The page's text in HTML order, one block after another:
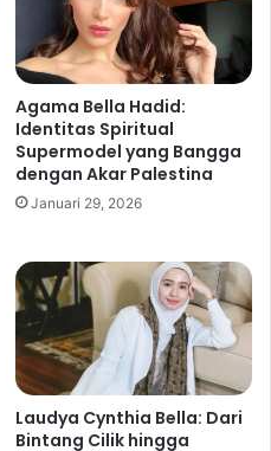
Agama Bella Hadid:
Identitas Spiritual
Supermodel yang Bangga
dengan Akar Palestina
Januari 29, 2026
Laudya Cynthia Bella: Dari
Bintang Cilik hingga